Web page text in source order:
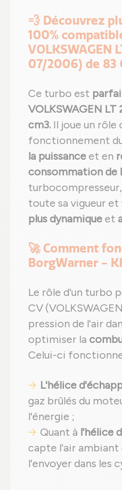
💨 Découvrez
100%
VOLKSWAGEN
07/2006) de 83
Ce turbo est
VOLKSWAGEN LT
cm3. Il joue un rôle
fonctionnement
la puissanceet en
consommation de
toute sa vigueur
plus dynamiqueet
🚀 Comment
BorgWarner -
Le rôle d'un turbo
CV
pression de l'air
optimiser la
Celui-ci
L'hélice
gaz brûlés du
l'énergie ;
Quant à l'hélice
capte l'air ambiant
l'envoyer dans les